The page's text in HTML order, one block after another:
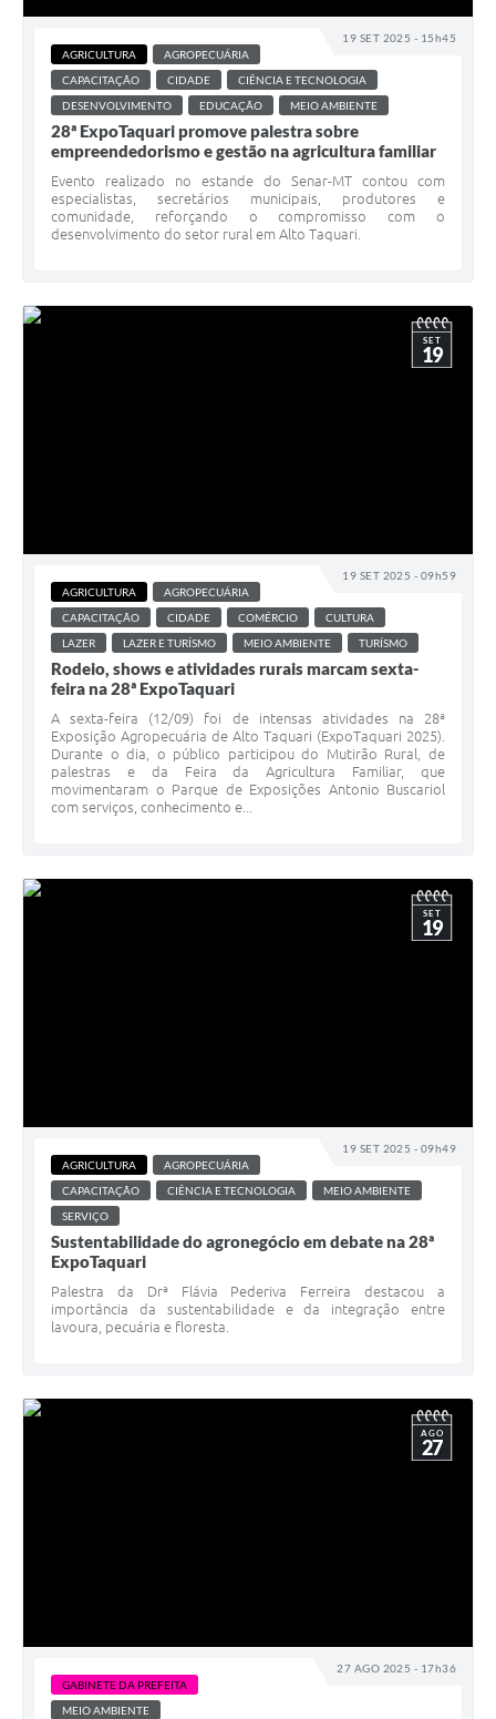
19 SET 2025 - 15h45
AGRICULTURA
AGROPECUÁRIA
CAPACITAÇÃO
CIDADE
CIÊNCIA E TECNOLOGIA
DESENVOLVIMENTO
EDUCAÇÃO MEIO AMBIENTE
28ª ExpoTaquari promove palestra sobre
empreendedorismo e gestão na agricultura familiar
Evento realizado no estande do Senar-MT contou com
especialistas, secretários municipais, produtores e
comunidade, reforçando o compromisso com o
desenvolvimento do setor rural em Alto Taquari.
19 SET 2025 - 09h59
SET
19
AGRICULTURA
AGROPECUÁRIA
CAPACITAÇÃO
CIDADE COMÉRCIO
CULTURA
LAZER
LAZER E TURÍSMO MEIO AMBIENTE TURÍSMO
Rodeio, shows e atividades rurais marcam sexta-
feira na 28ª ExpoTaquari
A sexta-feira (12/09) foi de intensas atividades na 28ª
Exposição Agropecuária de Alto Taquari (ExpoTaquari 2025).
Durante o dia, o público participou do Mutirão Rural, de
palestras e da Feira da Agricultura Familiar, que
movimentaram o Parque de Exposições Antonio Buscariol
com serviços, conhecimento e...
19 SET 2025 - 09h49
SET
19
AGRICULTURA
AGROPECUÁRIA
CAPACITAÇÃO
CIÊNCIA E TECNOLOGIA
MEIO AMBIENTE
SERVIÇO
Sustentabilidade do agronegócio em debate na 28ª
ExpoTaquari
Palestra da Drª Flávia Pederiva Ferreira destacou a
importância da sustentabilidade e da integração entre
lavoura, pecuária e floresta.
27 AGO 2025 - 17h36
AGO
27
GABINETE DA PREFEITA
MEIO AMBIENTE